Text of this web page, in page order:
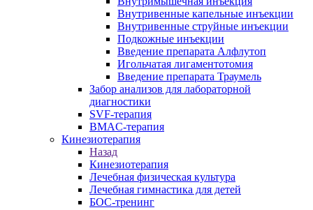
Внутривенные капельные инъекции
Внутривенные струйные инъекции
Подкожные инъекции
Введение препарата Алфлутоп
Игольчатая лигаментотомия
Введение препарата Траумель
Забор анализов для лабораторной
диагностики
SVF-терапия
BMAC-терапия
Кинезиотерапия
Назад
Кинезиотерапия
Лечебная физическая культура
Лечебная гимнастика для детей
БОС-тренинг